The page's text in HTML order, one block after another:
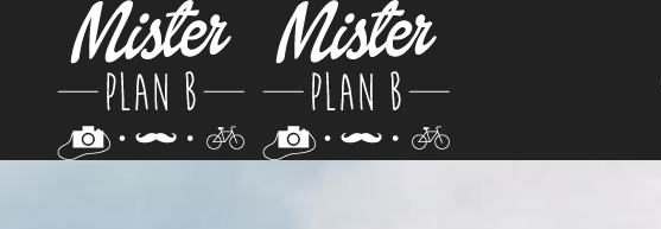
Passer au contenu principal